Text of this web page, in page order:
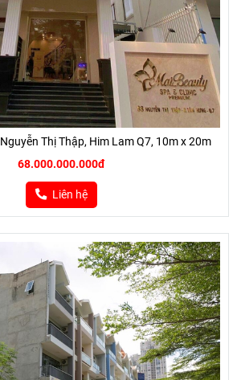
Thị Thập, Him Lam Q7, 10m x 20m
68.000.000.000đ
Liên hệ